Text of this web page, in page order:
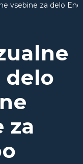
vsebine za delo
delo
za